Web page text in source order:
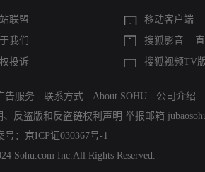
联盟
我们
投诉
移动客户端
搜狐影音
搜狐视频TV
告服务 - 联系方式 - About SOHU - 公司介绍
、 反盗版和反盗链权利声明 举报邮箱
号： 京ICP证030367号-1
Sohu.com Inc.All Rights Reserved.